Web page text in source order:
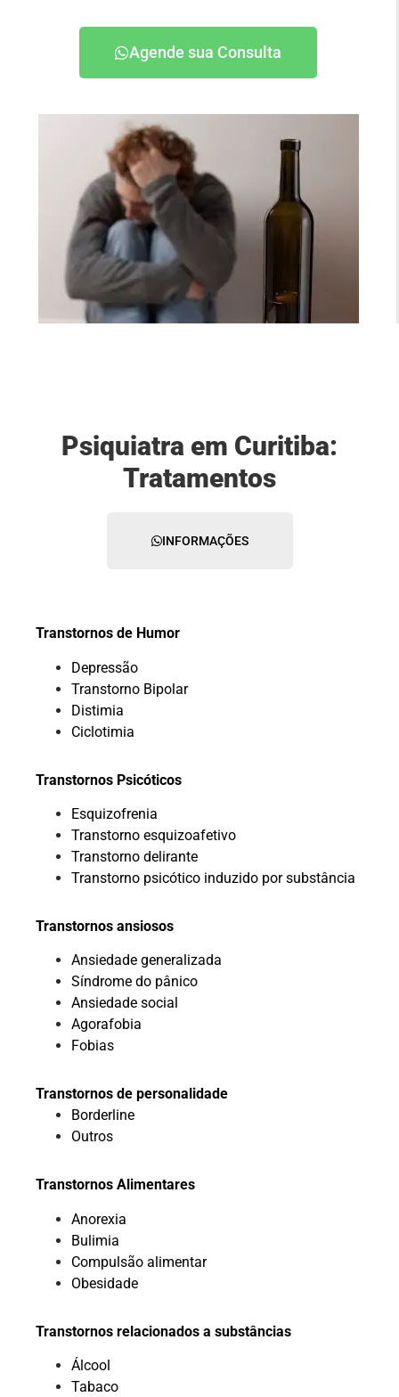
Agende sua Consulta
Psiquiatra em Curitiba:
Tratamentos
INFORMAÇÕES
Transtornos de Humor
Depressão
Transtorno Bipolar
Distimia
Ciclotimia
Transtornos Psicóticos
Esquizofrenia
Transtorno esquizoafetivo
Transtorno delirante
Transtorno psicótico induzido por substância
Transtornos ansiosos
Ansiedade generalizada
Síndrome do pânico
Ansiedade social
Agorafobia
Fobias
Transtornos de personalidade
Borderline
Outros
Transtornos Alimentares
Anorexia
Bulimia
Compulsão alimentar
Obesidade
Transtornos relacionados a substâncias
Álcool
Tabaco